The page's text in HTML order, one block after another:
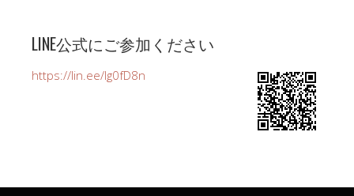
LINE公式にご参加ください
https://lin.ee/Ig0fD8n